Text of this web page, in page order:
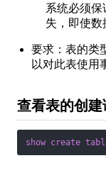
系统必须
失，即使数
要求：表的类
以对此表使用
查看表的创建
show create